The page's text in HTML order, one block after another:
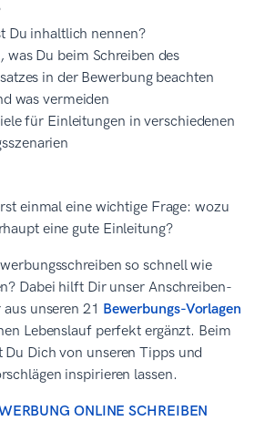
Du inhaltlich nennen?
was Du beim Schreiben des
in der Bewerbung beachten
was vermeiden
für Einleitungen in verschiedenen
einmal eine wichtige Frage: wozu
eine gute Einleitung?
so schnell wie
Dabei hilft Dir unser Anschreiben-
unseren 21 Bewerbungs-Vorlagen
Lebenslauf perfekt ergänzt. Beim
Du Dich von unseren Tipps und
inspirieren lassen.
ONLINE SCHREIBEN